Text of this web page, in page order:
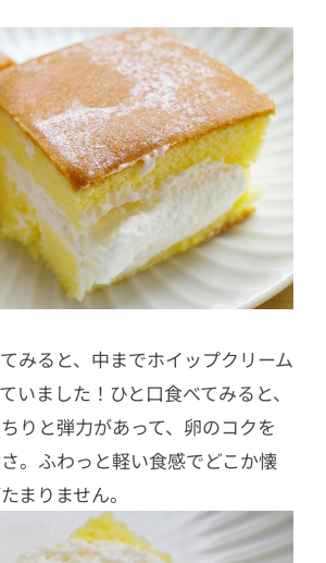
みると、中までホイップクリーム
いました！ひと口食べてみると、
りと弾力があって、卵のコクを
。ふわっと軽い食感でどこか懐
まりません。